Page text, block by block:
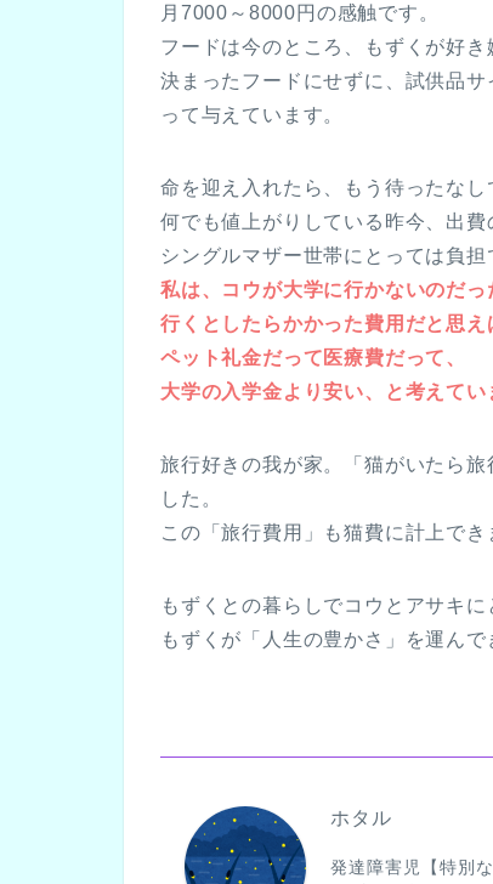
月7000～8000円の感触です。
フードは今のところ、もずくが好き
決まったフードにせずに、試供品
って与えています。
命を迎え入れたら、もう待ったなし
何でも値上がりしている昨今、出費
シングルマザー世帯にとっては負
私は、コウが大学に行かないのだっ
行くとしたらかかった費用だと思え
ペット礼金だって医療費だって、
大学の入学金より安い、と考えてい
旅行好きの我が家。「猫がいたら
した。
この「旅行費用」も猫費に計上でき
もずくとの暮らしでコウとアサキ
もずくが「人生の豊かさ」を運んで
ホタル
発達障害児【特別